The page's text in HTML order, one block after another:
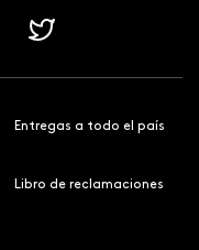
Entregas a todo el país
Libro de reclamaciones